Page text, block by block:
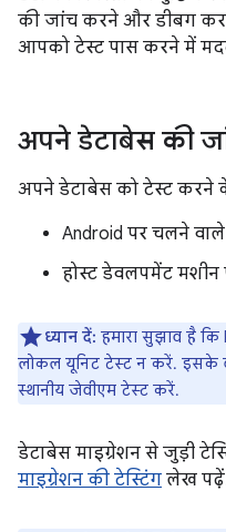
की जांच करने और डीबग
आपको टेस्ट पास करने में
अपने डेटाबेस की
अपने डेटाबेस को टेस्ट करने
Android पर चलने
होस्ट डेवलपमेंट मशीन
ध्यान दें: हमारा सुझाव है
लोकल यूनिट टेस्ट न करें. इसके
स्थानीय जेवीएम टेस्ट करें.
डेटाबेस माइग्रेशन से जुड़ी
माइग्रेशन की टेस्टिंग लेख